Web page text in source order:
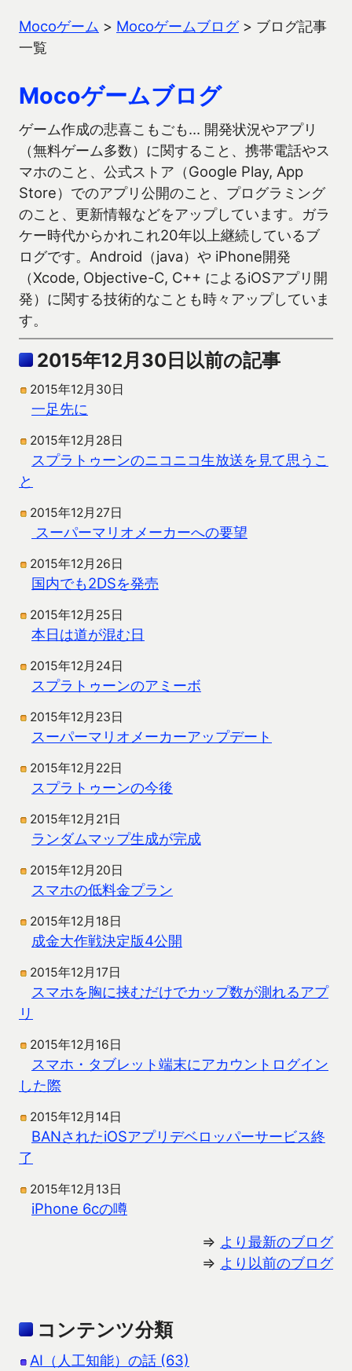
Mocoゲーム > Mocoゲームブログ> ブログ記事
一覧
Mocoゲームブログ
ゲーム作成の悲喜こもごも… 開発状況やアプリ
（無料ゲーム多数）に関すること、携帯電話やス
マホのこと、公式ストア（Google Play, App
Store）でのアプリ公開のこと、プログラミング
のこと、更新情報などをアップしています。ガラ
ケー時代からかれこれ20年以上継続しているブ
ログです。Android（java）や iPhone開発
（Xcode, Objective-C, C++ によるiOSアプリ開
発）に関する技術的なことも時々アップしていま
す。
2015年12月30日以前の記事
2015年12月30日
一足先に
2015年12月28日
スプラトゥーンのニコニコ生放送を見て思うこ
と
2015年12月27日
スーパーマリオメーカーへの要望
2015年12月26日
国内でも2DSを発売
2015年12月25日
本日は道が混む日
2015年12月24日
スプラトゥーンのアミーボ
2015年12月23日
スーパーマリオメーカーアップデート
2015年12月22日
スプラトゥーンの今後
2015年12月21日
ランダムマップ生成が完成
2015年12月20日
スマホの低料金プラン
2015年12月18日
成金大作戦決定版4公開
2015年12月17日
スマホを胸に挟むだけでカップ数が測れるアプ
リ
2015年12月16日
スマホ・タブレット端末にアカウントログイン
した際
2015年12月14日
BANされたiOSアプリデベロッパーサービス終
了
2015年12月13日
iPhone 6cの噂
⇒ より最新のブログ
⇒ より以前のブログ
コンテンツ分類
AI（人工知能）の話 (63)